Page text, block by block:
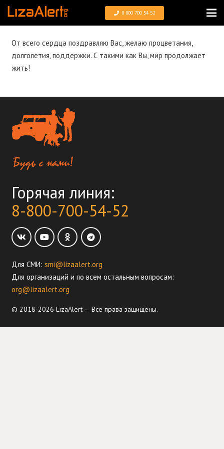
8 800 700 54 52
От всего сердца поздравляю Вас, желаю процветания,
долголетия, поддержки. С такими как Вы, мир продолжает
жить!
Горячая линия:
8-800-700-54-52
Для СМИ: smi@lizaalert.org
Для организаций и по всем остальным вопросам:
org@lizaalert.org
© 2018-2026 LizaAlert — Все права защищены.